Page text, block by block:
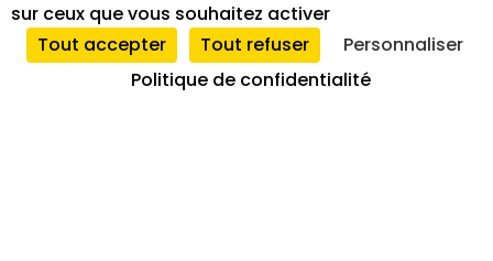
et
conformité
réservés
sur ceux que vous souhaitez activer
Tout accepter
Tout refuser
Personnaliser
Politique de confidentialité